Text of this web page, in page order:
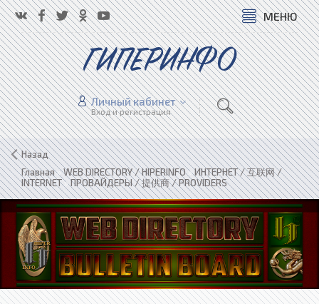
МЕНЮ
ГИПЕРИНФО
Личный кабинет
Вход и регистрация
Назад
Главная»WEB DIRECTORY / HIPERINFO»ИНТЕРНЕТ / 互联网 /
INTERNET»ПРОВАЙДЕРЫ / 提供商 / PROVIDERS